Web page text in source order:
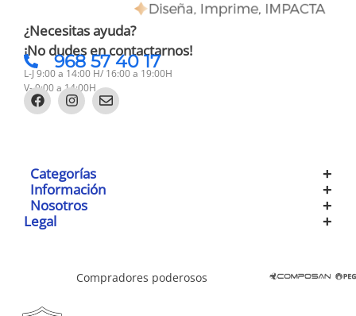
¿Necesitas ayuda?
¡No dudes en contactarnos!
968 57 40 17
L-J 9:00 a 14:00 H/ 16:00 a 19:00H
V- 9:00 a 14:00H
Categorías
Información
Nosotros
Legal
Compradores poderosos